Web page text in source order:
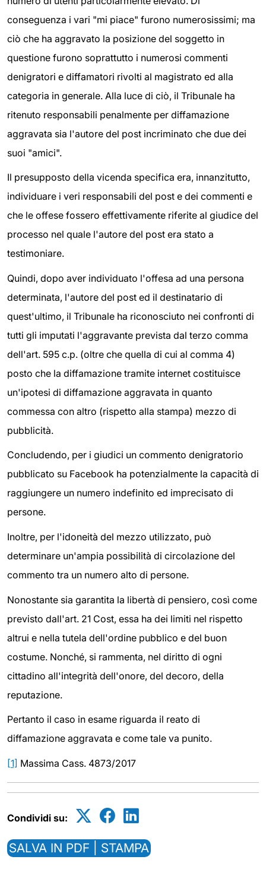
conseguenza i vari "mi piace" furono numerosissimi; ma
ciò che ha aggravato la posizione del soggetto in
questione furono soprattutto i numerosi commenti
denigratori e diffamatori rivolti al magistrato ed alla
categoria in generale. Alla luce di ciò, il Tribunale ha
ritenuto responsabili penalmente per diffamazione
aggravata sia l'autore del post incriminato che due dei
suoi "amici".
Il presupposto della vicenda specifica era, innanzitutto,
individuare i veri responsabili del post e dei commenti e
che le offese fossero effettivamente riferite al giudice del
processo nel quale l'autore del post era stato a
testimoniare.
Quindi, dopo aver individuato l'offesa ad una persona
determinata, l'autore del post ed il destinatario di
quest'ultimo, il Tribunale ha riconosciuto nei confronti di
tutti gli imputati l'aggravante prevista dal terzo comma
dell'art. 595 c.p. (oltre che quella di cui al comma 4)
posto che la diffamazione tramite internet costituisce
un'ipotesi di diffamazione aggravata in quanto
commessa con altro (rispetto alla stampa) mezzo di
pubblicità.
Concludendo, per i giudici un commento denigratorio
pubblicato su Facebook ha potenzialmente la capacità di
raggiungere un numero indefinito ed imprecisato di
persone.
Inoltre, per l'idoneità del mezzo utilizzato, può
determinare un'ampia possibilità di circolazione del
commento tra un numero alto di persone.
Nonostante sia garantita la libertà di pensiero, così come
previsto dall'art. 21 Cost, essa ha dei limiti nel rispetto
altrui e nella tutela dell'ordine pubblico e del buon
costume. Nonché, si rammenta, nel diritto di ogni
cittadino all'integrità dell'onore, del decoro, della
reputazione.
Pertanto il caso in esame riguarda il reato di
diffamazione aggravata e come tale va punito.
[1] Massima Cass. 4873/2017
Condividi su:
SALVA IN PDF | STAMPA